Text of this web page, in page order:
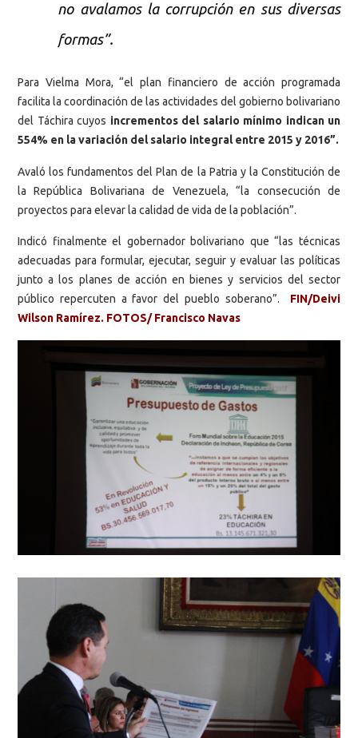
no avalamos la corrupción en sus diversas
formas”.
Para Vielma Mora, “el plan financiero de acción programada
facilita la coordinación de las actividades del gobierno bolivariano
del Táchira cuyos incrementos del salario mínimo indican un
554% en la variación del salario integral entre 2015 y 2016”.
Avaló los fundamentos del Plan de la Patria y la Constitución de
la República Bolivariana de Venezuela, “la consecución de
proyectos para elevar la calidad de vida de la población”.
Indicó finalmente el gobernador bolivariano que “las técnicas
adecuadas para formular, ejecutar, seguir y evaluar las políticas
junto a los planes de acción en bienes y servicios del sector
público repercuten a favor del pueblo soberano”. FIN/Deivi
Wilson Ramírez. FOTOS/ Francisco Navas